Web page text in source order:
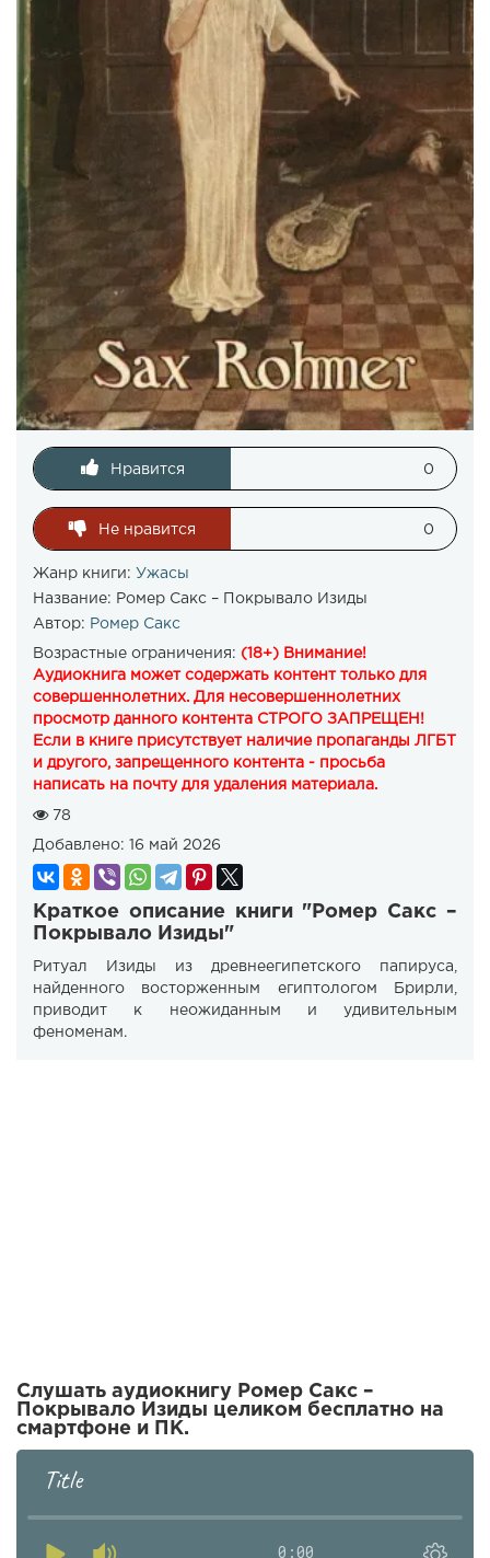
Нравится 0
Не нравится 0
Жанр книги: Ужасы
Название: Ромер Сакс – Покрывало Изиды
Автор: Ромер Сакс
Возрастные ограничения: (18+) Внимание!
Аудиокнига может содержать контент только для
совершеннолетних. Для несовершеннолетних
просмотр данного контента СТРОГО ЗАПРЕЩЕН!
Если в книге присутствует наличие пропаганды ЛГБТ
и другого, запрещенного контента - просьба
написать на почту для удаления материала.
78
Добавлено: 16 май 2026
Краткое описание книги "Ромер Сакс –
Покрывало Изиды"
Ритуал Изиды из древнеегипетского папируса,
найденного восторженным египтологом Брирли,
приводит к неожиданным и удивительным
феноменам.
Слушать аудиокнигу Ромер Сакс –
Покрывало Изиды целиком бесплатно на
смартфоне и ПК.
Title
0:00